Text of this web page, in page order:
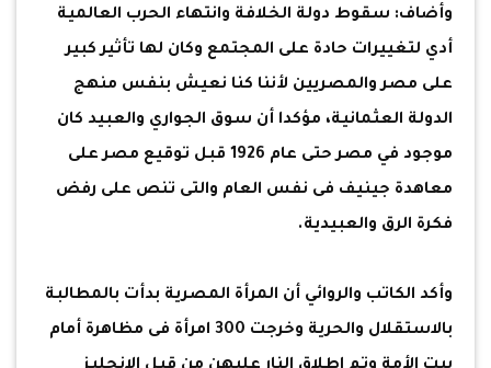
وأضاف: سقوط دولة الخلافة وانتهاء الحرب العالمية
أدي لتغييرات حادة على المجتمع وكان لها تأثير كبير
على مصر والمصريين لأننا كنا نعيش بنفس منهج
الدولة العثمانية، مؤكدا أن سوق الجواري والعبيد كان
موجود في مصر حتى عام 1926 قبل توقيع مصر على
معاهدة جينيف فى نفس العام والتى تنص على رفض
فكرة الرق والعبيدية.
وأكد الكاتب والروائي أن المرأة المصرية بدأت بالمطالبة
بالاستقلال والحرية وخرجت 300 امرأة فى مظاهرة أمام